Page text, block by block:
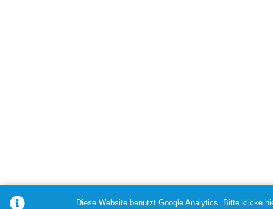
Diese Website benutzt Google Analytics. Bitte klicke